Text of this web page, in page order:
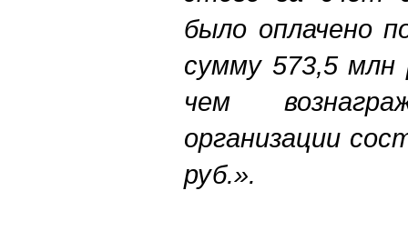
было оплачено
сумму 573,5 млн
чем
организации
руб.».